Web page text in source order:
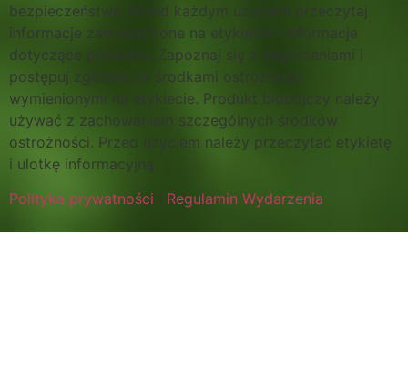
bezpieczeństwa. Przed każdym użyciem przeczytaj
informacje zamieszczone na etykiecie i informacje
dotyczące produktu. Zapoznaj się z zagrożeniami i
postępuj zgodnie ze środkami ostrożności
wymienionymi na etykiecie. Produkt biobójczy należy
używać z zachowaniem szczególnych środków
ostrożności. Przed użyciem należy przeczytać etykietę
i ulotkę informacyjną.
Polityka prywatności I Regulamin Wydarzenia